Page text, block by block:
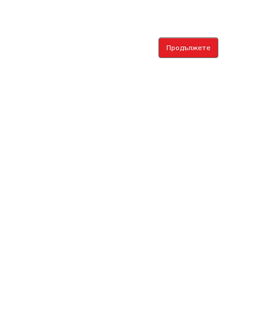
Продължете